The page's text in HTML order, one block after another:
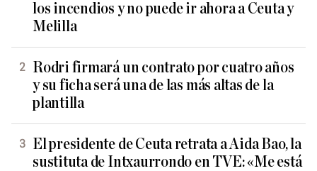
los incendios y no puede ir ahora a Ceuta y
Melilla
Rodri firmará un contrato por cuatro años
y su ficha será una de las más altas de la
plantilla
El presidente de Ceuta retrata a Aida Bao, la
sustituta de Intxaurrondo en TVE: «Me está